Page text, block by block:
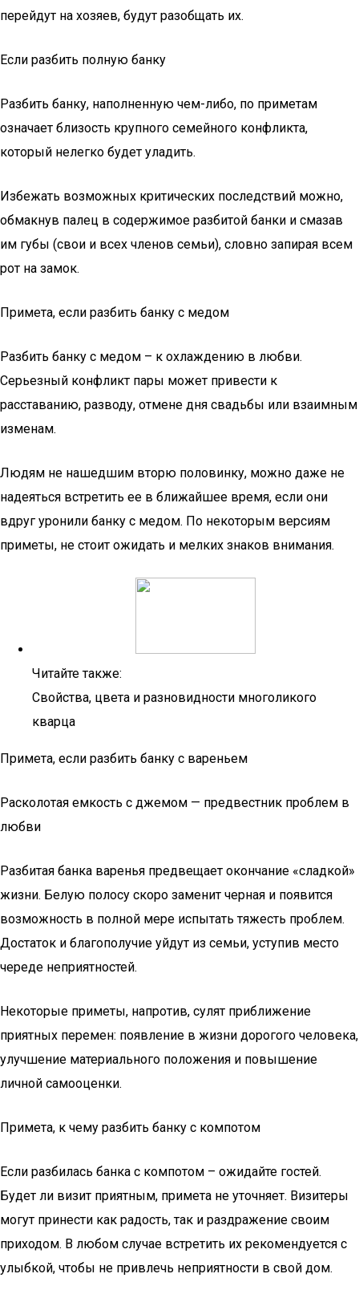
перейдут на хозяев, будут разобщать их.
Если разбить полную банку
Разбить банку, наполненную чем-либо, по приметам
означает близость крупного семейного конфликта,
который нелегко будет уладить.
Избежать возможных критических последствий можно,
обмакнув палец в содержимое разбитой банки и смазав
им губы (свои и всех членов семьи), словно запирая всем
рот на замок.
Примета, если разбить банку с медом
Разбить банку с медом – к охлаждению в любви.
Серьезный конфликт пары может привести к
расставанию, разводу, отмене дня свадьбы или взаимным
изменам.
Людям не нашедшим вторю половинку, можно даже не
надеяться встретить ее в ближайшее время, если они
вдруг уронили банку с медом. По некоторым версиям
приметы, не стоит ожидать и мелких знаков внимания.
Читайте также:
Свойства, цвета и разновидности многоликого
кварца
Примета, если разбить банку с вареньем
Расколотая емкость с джемом — предвестник проблем в
любви
Разбитая банка варенья предвещает окончание «сладкой»
жизни. Белую полосу скоро заменит черная и появится
возможность в полной мере испытать тяжесть проблем.
Достаток и благополучие уйдут из семьи, уступив место
череде неприятностей.
Некоторые приметы, напротив, сулят приближение
приятных перемен: появление в жизни дорогого человека,
улучшение материального положения и повышение
личной самооценки.
Примета, к чему разбить банку с компотом
Если разбилась банка с компотом – ожидайте гостей.
Будет ли визит приятным, примета не уточняет. Визитеры
могут принести как радость, так и раздражение своим
приходом. В любом случае встретить их рекомендуется с
улыбкой, чтобы не привлечь неприятности в свой дом.